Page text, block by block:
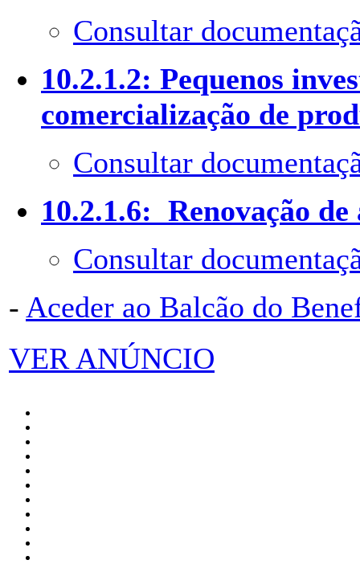
Consultar
10.2.1.2: Pequenos
comercialização de
Consultar
10.2.1.6: Renovação de
Consultar
- Aceder ao Balcão do
VER ANÚNCIO